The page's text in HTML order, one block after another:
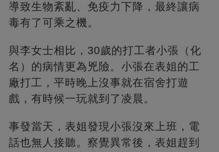
導致生物紊亂、免疫力下降，最終讓病
毒有了可乘之機。
與李女士相比，30歲的打工者小張（化
名）的病情更為兇險。小張在表姐的工
廠打工，平時晚上沒事就在宿舍打遊
戲，有時候一玩就到了凌晨。
事發當天，表姐發現小張沒來上班，電
話也無人接聽。察覺異常後，表姐趕到